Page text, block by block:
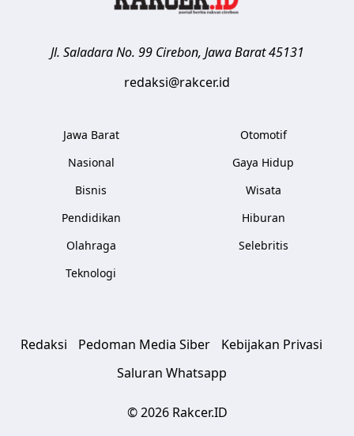
Jl. Saladara No. 99 Cirebon, Jawa Barat 45131
redaksi@rakcer.id
Jawa Barat
Nasional
Bisnis
Pendidikan
Olahraga
Teknologi
Otomotif
Gaya Hidup
Wisata
Hiburan
Selebritis
Redaksi Pedoman Media Siber
Kebijakan Privasi
Saluran Whatsapp
© 2026 Rakcer.ID